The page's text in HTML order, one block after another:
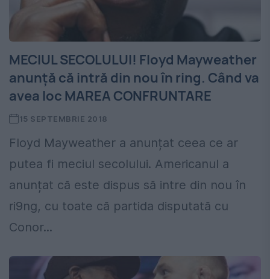
MECIUL SECOLULUI! Floyd Mayweather
anunță că intră din nou în ring. Când va
avea loc MAREA CONFRUNTARE
15 SEPTEMBRIE 2018
Floyd Mayweather a anunțat ceea ce ar
putea fi meciul secolului. Americanul a
anunțat că este dispus să intre din nou în
ri9ng, cu toate că partida disputată cu
Conor...